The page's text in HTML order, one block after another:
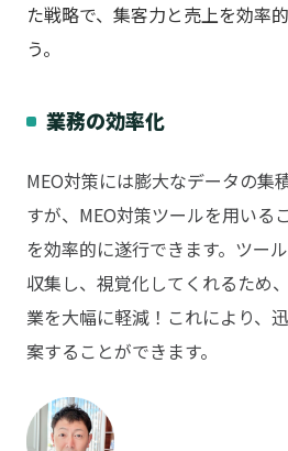
た戦略で、集客力と売上を効率
う。
業務の効率化
MEO対策には膨大なデータの集
すが、MEO対策ツールを用いる
を効率的に遂行できます。ツー
収集し、視覚化してくれるため
業を大幅に軽減！これにより、
案することができます。